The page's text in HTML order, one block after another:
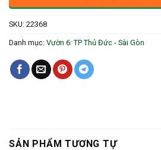
SKU: 22368
Danh mục: Vườn 6: TP Thủ Đức - Sài Gòn
SẢN PHẨM TƯƠNG TỰ